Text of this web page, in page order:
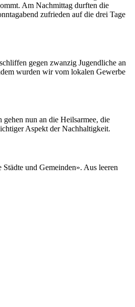
Am Nach­mit­tag durften die
zufrieden auf die drei Tage
gegen zwanzig Jugendliche an
wur­den wir vom lokalen Gewerbe
nun an die Heil­sarmee, die
Aspekt der Nach­haltigkeit.
und Gemein­den». Aus leeren